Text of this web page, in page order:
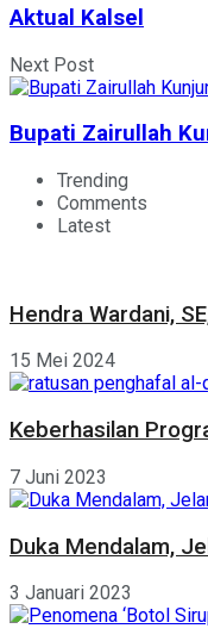
Aktual Kalsel
Next Post
Bupati Zairullah
Trending
Comments
Latest
Hendra Wardani,
15 Mei 2024
Keberhasilan
7 Juni 2023
Duka Mendalam,
3 Januari 2023